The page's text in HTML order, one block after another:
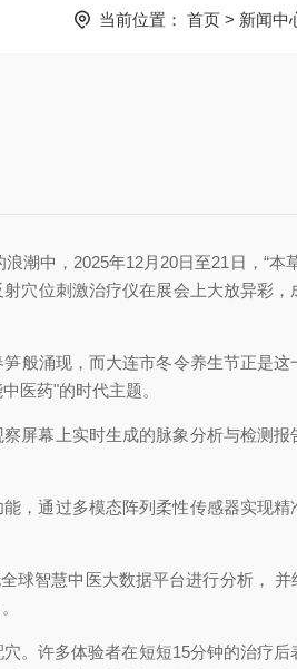
当前位置： 首页 > 新闻中
潮中，2025年12月20日至21日，“本
穴位刺激治疗仪在展会上大放异彩，
般涌现，而大连市冬令养生节正是这
医药"的时代主题。
屏幕上实时生成的脉象分析与检测报
，通过多模态阵列柔性传感器实现精
球智慧中医大数据平台进行分析， 并
。许多体验者在短短15分钟的治疗后